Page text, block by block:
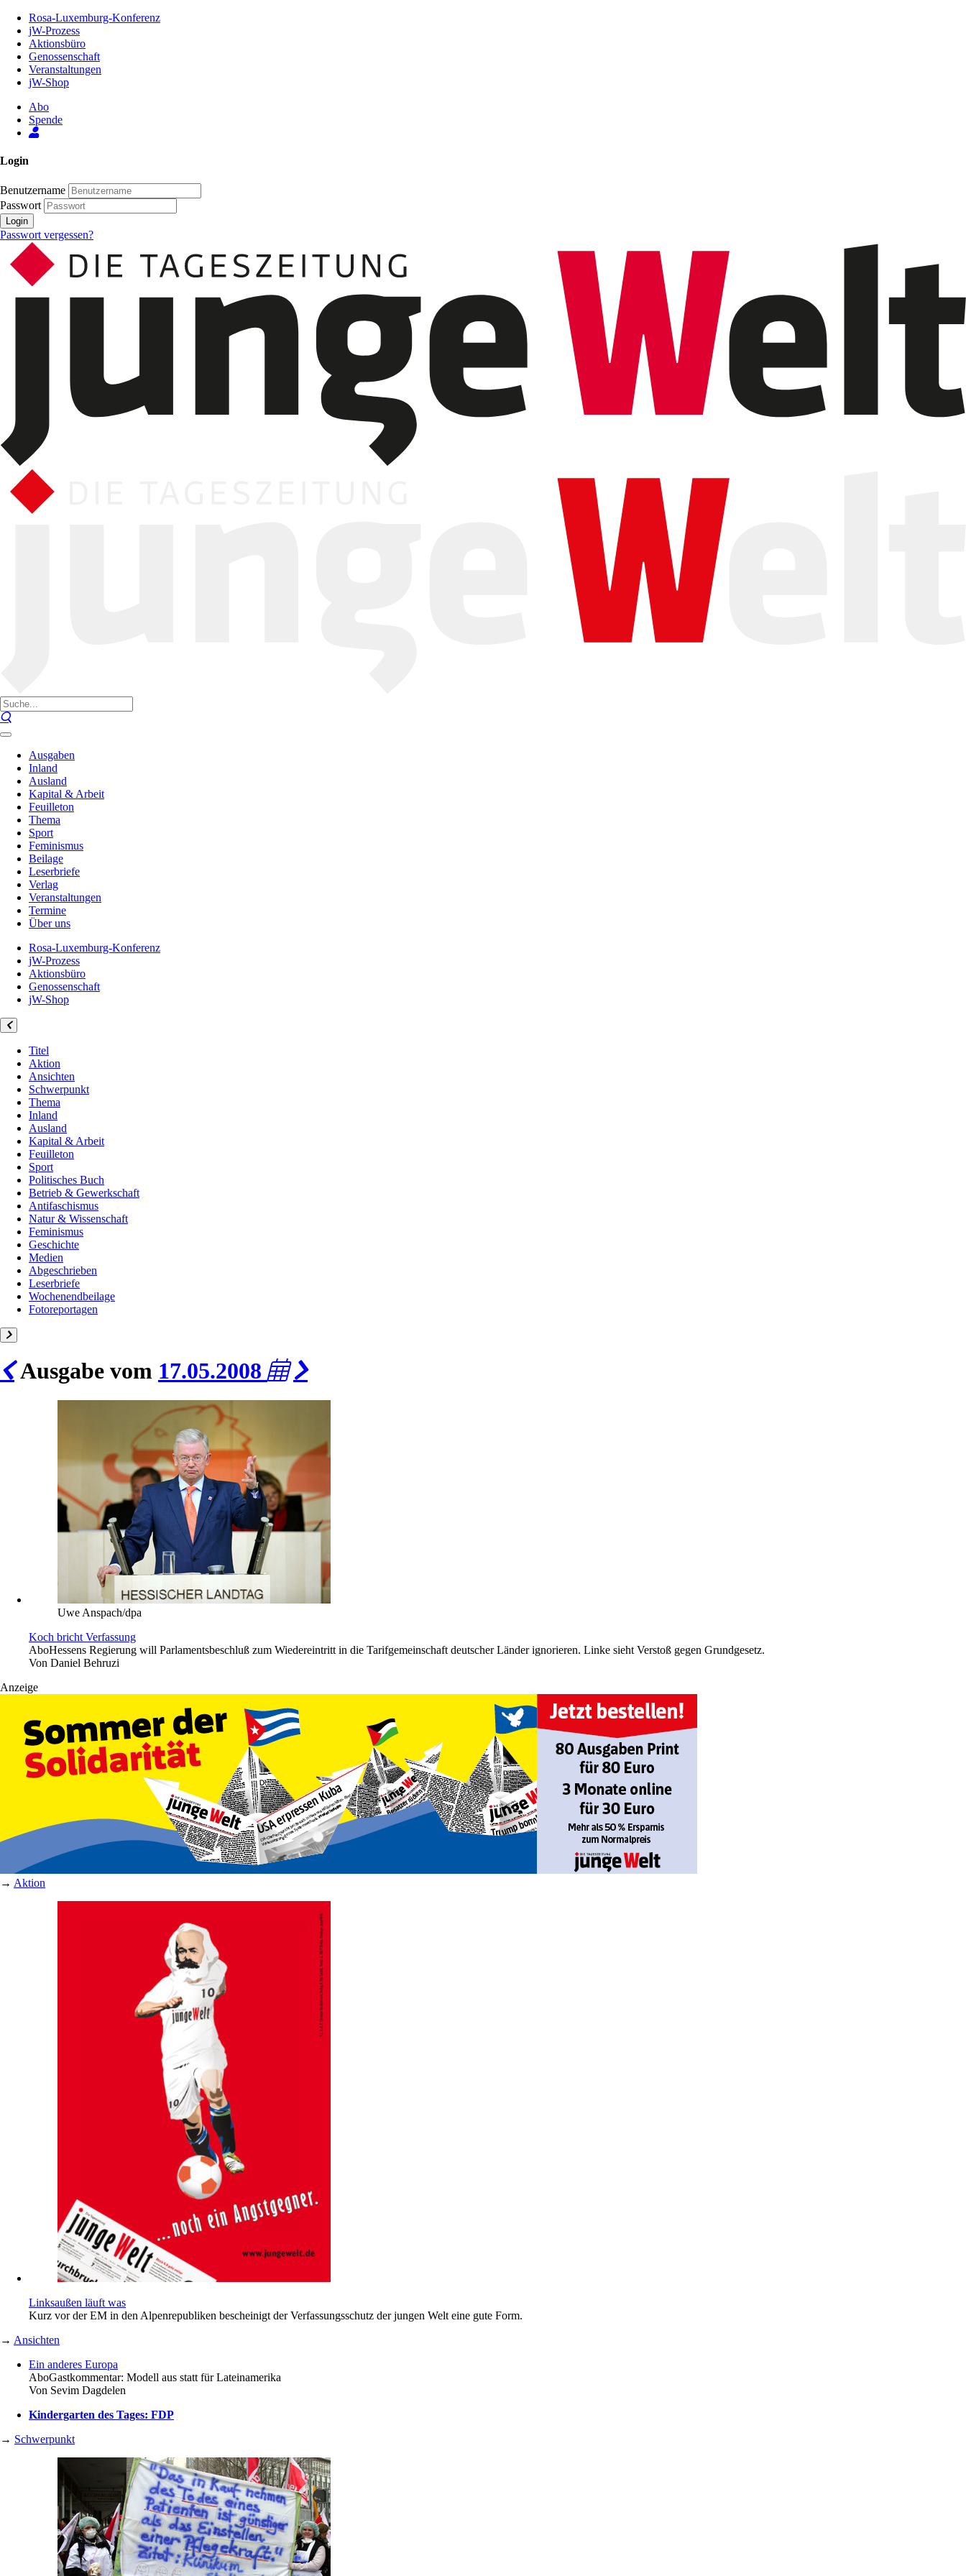
Inhalt
Seite
Rosa-Luxemburg-Konferenz
jW-Prozess
Aktionsbüro
Genossenschaft
Veranstaltungen
jW-Shop
Abo
Spende
Login
Benutzername
Passwort
Login
Passwort vergessen?
Ausgaben
Inland
Ausland
Kapital & Arbeit
Feuilleton
Thema
Sport
Feminismus
Beilage
Leserbriefe
Verlag
Veranstaltungen
Termine
Über uns
Rosa-Luxemburg-Konferenz
jW-Prozess
Aktionsbüro
Genossenschaft
jW-Shop
Titel
Aktion
Ansichten
Schwerpunkt
Thema
Inland
Ausland
Kapital & Arbeit
Feuilleton
Sport
Politisches Buch
Betrieb & Gewerkschaft
Antifaschismus
Natur & Wissenschaft
Feminismus
Geschichte
Medien
Abgeschrieben
Leserbriefe
Wochenendbeilage
Fotoreportagen
Ausgabe vom 17.05.2008
Uwe Anspach/dpa
Koch bricht Verfassung
AboHessens Regierung will Parlamentsbeschluß zum Wiedereintritt in die Tarifgemeinschaft ­deutscher Länder ignorieren. Linke sieht Verstoß gegen Grundgesetz.
Von Daniel Behruzi
Anzeige
→ Aktion
Linksaußen läuft was
Kurz vor der EM in den Alpenrepubliken bescheinigt der Verfassungsschutz der jungen Welt eine gute Form.
→ Ansichten
Ein anderes Europa
AboGastkommentar: Modell aus statt für Lateinamerika
Von Sevim Dagdelen
Kindergarten des Tages: FDP
→ Schwerpunkt